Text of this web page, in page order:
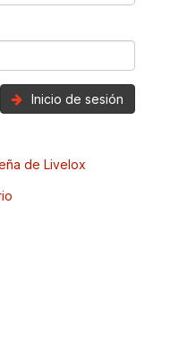
Inicio de sesión
de Livelox